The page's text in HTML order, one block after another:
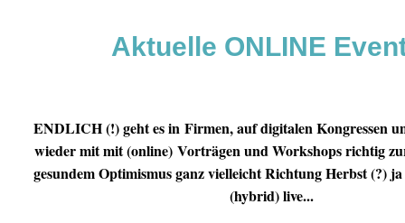
Aktuelle ONLINE
ENDLICH (!) geht es in Firmen, auf digitalen Kongressen
wieder mit mit (online) Vorträgen und Workshops richtig
gesundem Optimismus ganz vielleicht Richtung Herbst (?)
(hybrid) live...